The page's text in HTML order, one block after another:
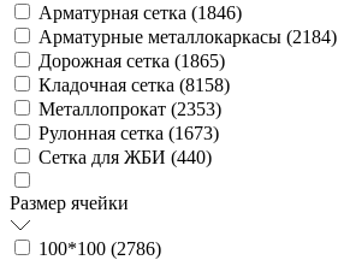
Арматурная сетка (1846)
Арматурные металлокаркасы (2184)
Дорожная сетка (1865)
Кладочная сетка (8158)
Металлопрокат (2353)
Рулонная сетка (1673)
Сетка для ЖБИ (440)
Размер ячейки
100*100 (2786)